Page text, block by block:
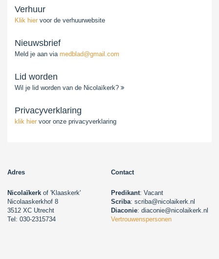
Verhuur
Klik hier voor de verhuurwebsite
Nieuwsbrief
Meld je aan via medblad@gmail.com
Lid worden
Wil je lid worden van de Nicolaïkerk?
Privacyverklaring
klik hier voor onze privacyverklaring
Adres Contact
Nicolaïkerk of 'Klaaskerk'
Nicolaaskerkhof 8
3512 XC Utrecht
Tel: 030-2315734
Predikant: Vacant
Scriba: scriba@nicolaikerk.nl
Diaconie: diaconie@nicolaikerk.nl
Vertrouwenspersonen